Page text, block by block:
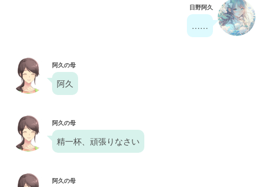
日野阿久
……
阿久の母
阿久
阿久の母
精一杯、頑張りなさい
阿久の母